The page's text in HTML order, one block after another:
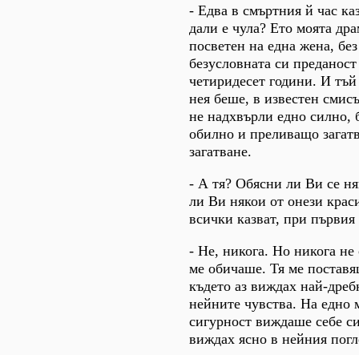
- Едва в смъртния й час
дали е чула? Ето моята
посветен на една жена,
безусловната си
четиридесет години. И
нея беше, в известен
не надхвърли едно силно,
обилно и преливащо
загатване.
- А тя? Обясни ли Ви се
ли Ви някои от онези
всички казват, при първия
- Не, никога. Но никога не
ме обичаше. Тя ме
където аз виждах най-
нейните чувства. На едно
сигурност виждаше себе
виждах ясно в нейния